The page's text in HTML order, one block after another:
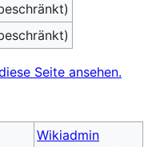
Seite ansehen.
Wikiadmin